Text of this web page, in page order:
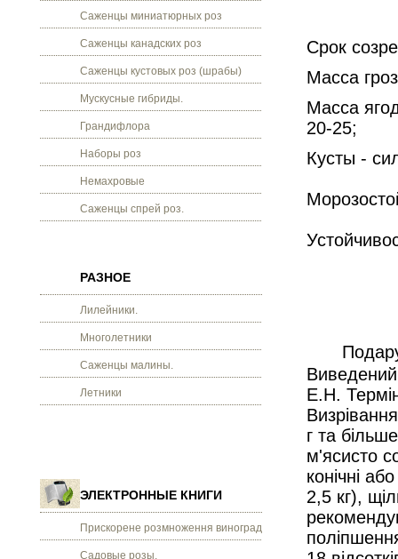
Саженцы миниатюрных роз
Саженцы канадских роз
Саженцы кустовых роз (шрабы)
Мускусные гибриды.
Грандифлора
Наборы роз
Немахровые
Саженцы спрей роз.
РАЗНОЕ
Лилейники.
Многолетники
Саженцы малины.
Летники
ЭЛЕКТРОННЫЕ КНИГИ
Прискорене розмноження винограду.
Садовые розы.
Срок
Масса
Масса
20-25;
Кусты -
Е.Н.
г та
м'ясисто
конічні
2,5 кг),